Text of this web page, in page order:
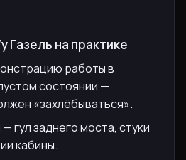
Газель на практике
работы в
состоянии —
«захлёбываться».
гул заднего моста, стуки
кабины.